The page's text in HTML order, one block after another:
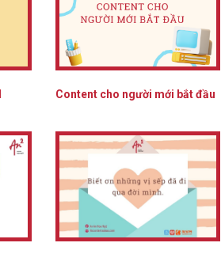
Content cho người mới bắt đầu